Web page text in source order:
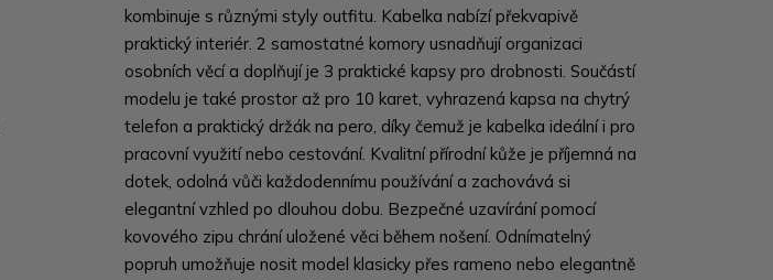
kombinuje s různými styly outfitu. Kabelka nabízí překvapivě
praktický interiér. 2 samostatné komory usnadňují organizaci
osobních věcí a doplňují je 3 praktické kapsy pro drobnosti. Součástí
modelu je také prostor až pro 10 karet, vyhrazená kapsa na chytrý
telefon a praktický držák na pero, díky čemuž je kabelka ideální i pro
pracovní využití nebo cestování. Kvalitní přírodní kůže je příjemná na
dotek, odolná vůči každodennímu používání a zachovává si
elegantní vzhled po dlouhou dobu. Bezpečné uzavírání pomocí
kovového zipu chrání uložené věci během nošení. Odnímatelný
popruh umožňuje nosit model klasicky přes rameno nebo elegantně